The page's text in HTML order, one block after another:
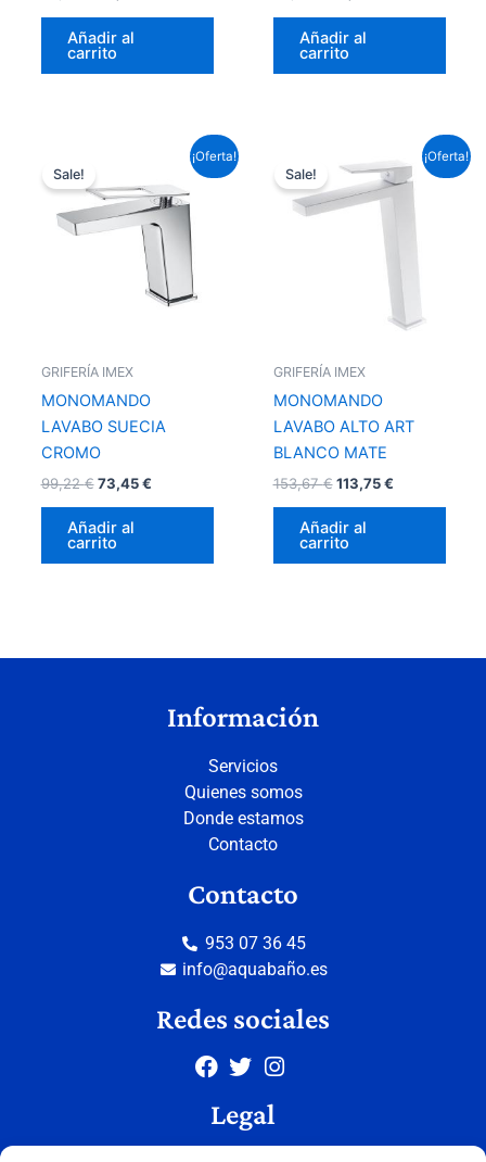
Añadir al
carrito
Añadir al
carrito
¡Oferta!
Sale!
GRIFERÍA IMEX
MONOMANDO
LAVABO SUECIA
CROMO
99,22€
original
era:
99,22 €.
73,45€
precio
es:
73,45 €.
Añadir al
carrito
¡Oferta!
Sale!
GRIFERÍA IMEX
MONOMANDO
LAVABO ALTO ART
BLANCO MATE
153,67€
precio
original
era:
113,75€
precio
actual
Añadir al
carrito
Información
Servicios
Quienes somos
Donde estamos
Contacto
Contacto
953 07 36 45
info@aquabaño.es
Redes sociales
Legal